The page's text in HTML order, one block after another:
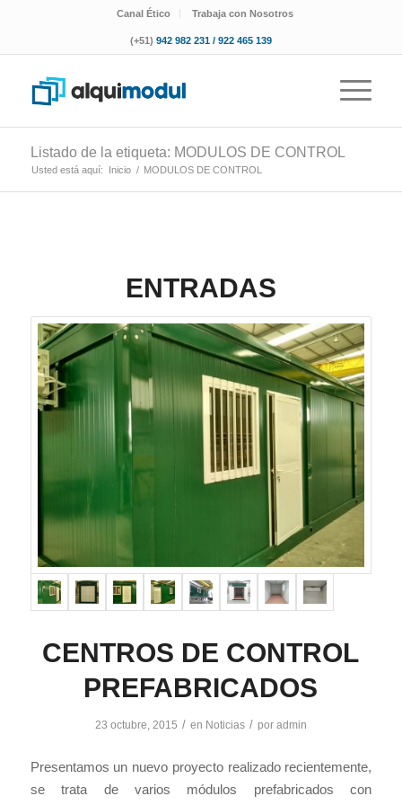
Canal Ético Trabaja con Nosotros
(+51) 942 982 231 / 922 465 139
Listado de la etiqueta: MODULOS DE CONTROL
Usted está aquí: Inicio / MODULOS DE CONTROL
ENTRADAS
CENTROS DE CONTROL
PREFABRICADOS
23 octubre, 2015 / en Noticias / por admin
Presentamos un nuevo proyecto realizado recientemente,
se trata de varios módulos prefabricados con